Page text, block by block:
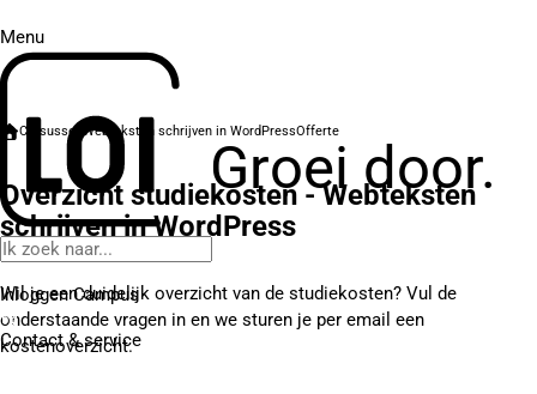
Menu
Groei door.
Inloggen Campus
Contact& service
Cursussen Webteksten schrijven in WordPressOfferte
Overzicht studiekosten - Webteksten
schrijven in WordPress
Wil je een duidelijk overzicht van de studiekosten? Vul de
onderstaande vragen in en we sturen je per email een
kostenoverzicht.